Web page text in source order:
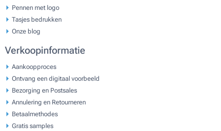
Pennen met logo
Tasjes bedrukken
Onze blog
Verkoopinformatie
Aankoopproces
Ontvang een digitaal voorbeeld
Bezorging en Postsales
Annulering en Retourneren
Betaalmethodes
Gratis samples